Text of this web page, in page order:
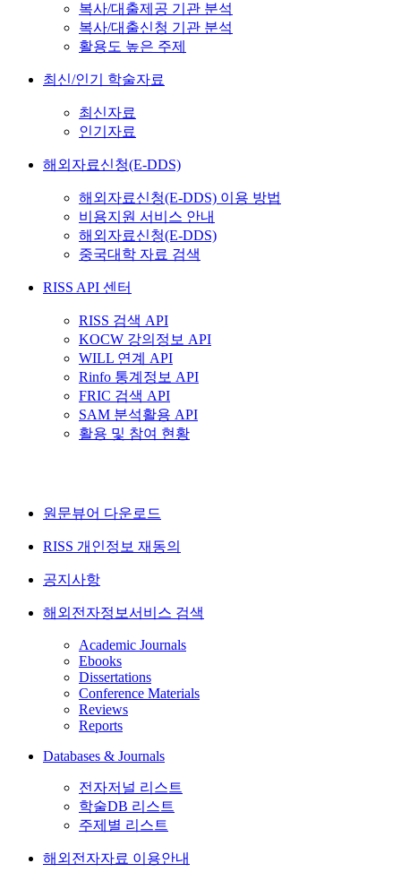
복사/대출제공 기관 분석
복사/대출신청 기관 분석
활용도 높은 주제
최신/인기 학술자료
최신자료
인기자료
해외자료신청(E-DDS)
해외자료신청(E-DDS) 이용 방법
비용지원 서비스 안내
해외자료신청(E-DDS)
중국대학 자료 검색
RISS API 센터
RISS 검색 API
KOCW 강의정보 API
WILL 연계 API
Rinfo 통계정보 API
FRIC 검색 API
SAM 분석활용 API
활용 및 참여 현황
원문뷰어 다운로드
RISS 개인정보 재동의
공지사항
해외전자정보서비스 검색
Academic Journals
Ebooks
Dissertations
Conference Materials
Reviews
Reports
Databases & Journals
전자저널 리스트
학술DB 리스트
주제별 리스트
해외전자자료 이용안내